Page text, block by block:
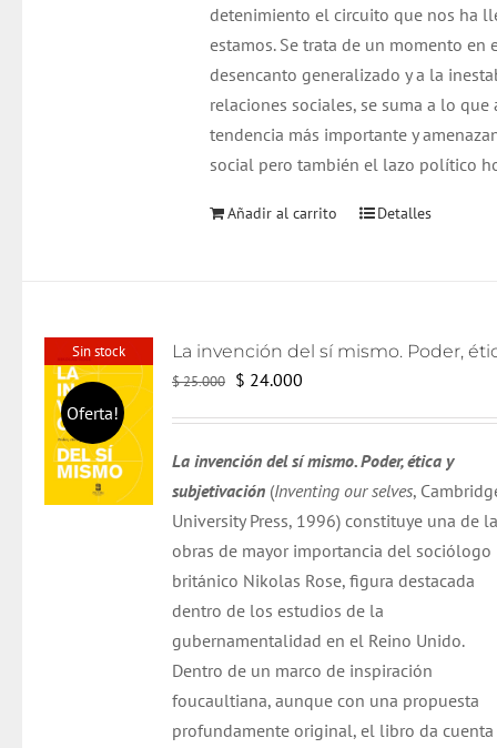
detenimiento el circuito que nos ha
estamos. Se trata de un momento en
desencanto generalizado y a la
relaciones sociales, se suma a lo que
tendencia más importante y
social pero también el lazo político
Añadir al carrito Detalles
Sin stock
Oferta!
$25.000 El
era:
$ 25.000.
$ 24.000
es:
$ 24.000.
La invención del sí mismo. Poder, ética y
subjetivación (Inventing our selves,
University Press, 1996) constituye una de
obras de mayor importancia del sociólogo
británico Nikolas Rose, figura destacada
dentro de los estudios de la
gubernamentalidad en el Reino Unido.
Dentro de un marco de inspiración
foucaultiana, aunque con una propuesta
profundamente original, el libro da cuenta